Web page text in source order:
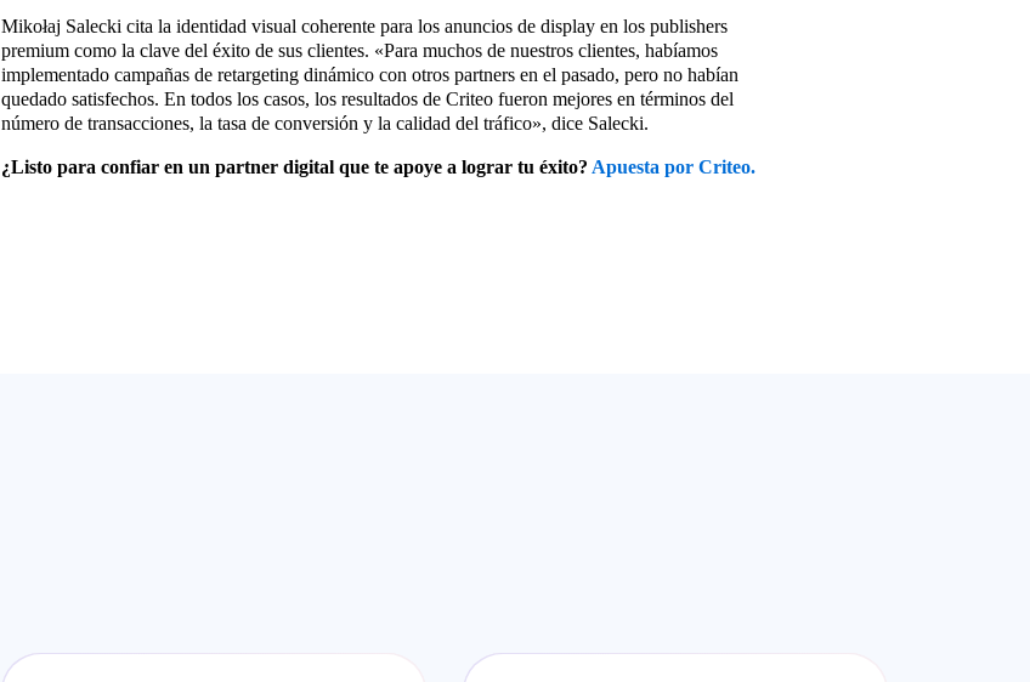
Mikołaj Salecki cita la identidad visual coherente para los anuncios de display en los publishers
premium como la clave del éxito de sus clientes. «Para muchos de nuestros clientes, habíamos
implementado campañas de retargeting dinámico con otros partners en el pasado, pero no habían
quedado satisfechos. En todos los casos, los resultados de Criteo fueron mejores en términos del
número de transacciones, la tasa de conversión y la calidad del tráfico», dice Salecki.
¿Listo para confiar en un partner digital que te apoye a lograr tu éxito? Apuesta por Criteo.